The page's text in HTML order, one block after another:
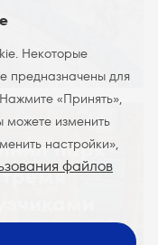
парк
Некоторые
предназначены для
«Принять»,
изменить
настройки»,
файлов